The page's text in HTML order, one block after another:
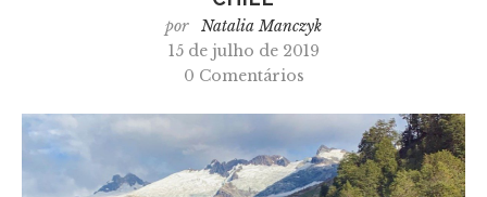
por Natalia Manczyk
15 de julho de 2019
0 Comentários